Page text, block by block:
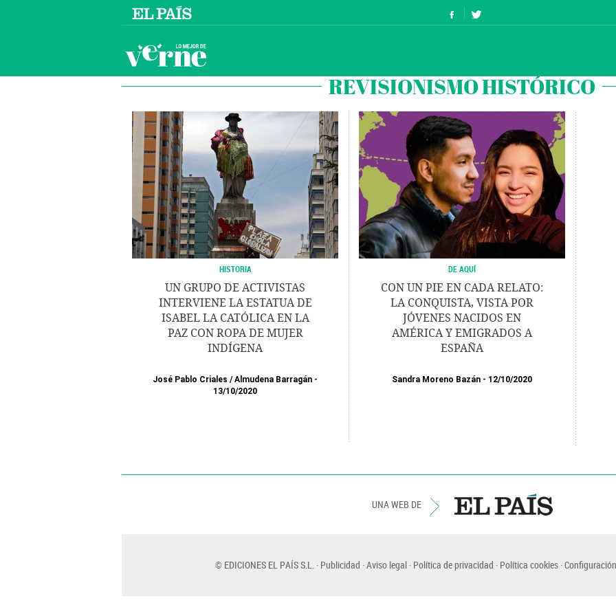
REVISIONISMO HISTÓRICO
HISTORIA
UN GRUPO DE ACTIVISTAS
INTERVIENE LA ESTATUA DE
ISABEL LA CATÓLICA EN LA
PAZ CON ROPA DE MUJER
INDÍGENA
José Pablo Criales /Almudena Barragán
13/10/2020
DE AQUÍ
CON UN PIE EN CADA RELATO:
LA CONQUISTA, VISTA POR
JÓVENES NACIDOS EN
AMÉRICA Y EMIGRADOS A
ESPAÑA
Sandra Moreno Bazán 12/10/2020
UNA WEB DE
© EDICIONES EL PAÍS S.L. Publicidad Aviso legal Política de privacidad Política cookies